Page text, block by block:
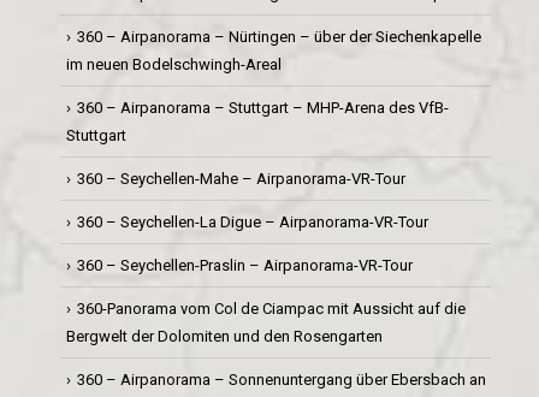
360 – Airpanorama – Nürtingen – über der Siechenkapelle
im neuen Bodelschwingh-Areal
360 – Airpanorama – Stuttgart – MHP-Arena des VfB-
Stuttgart
360 – Seychellen-Mahe – Airpanorama-VR-Tour
360 – Seychellen-La Digue – Airpanorama-VR-Tour
360 – Seychellen-Praslin – Airpanorama-VR-Tour
360-Panorama vom Col de Ciampac mit Aussicht auf die
Bergwelt der Dolomiten und den Rosengarten
360 – Airpanorama – Sonnenuntergang über Ebersbach an